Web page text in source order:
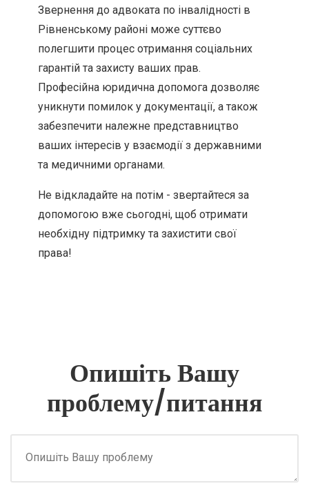
Звернення до адвоката по інвалідності в
Рівненському районі може суттєво
полегшити процес отримання соціальних
гарантій та захисту ваших прав.
Професійна юридична допомога дозволяє
уникнути помилок у документації, а також
забезпечити належне представництво
ваших інтересів у взаємодії з державними
та медичними органами.
Не відкладайте на потім - звертайтеся за
допомогою вже сьогодні, щоб отримати
необхідну підтримку та захистити свої
права!
Опишіть Вашу
проблему/питання